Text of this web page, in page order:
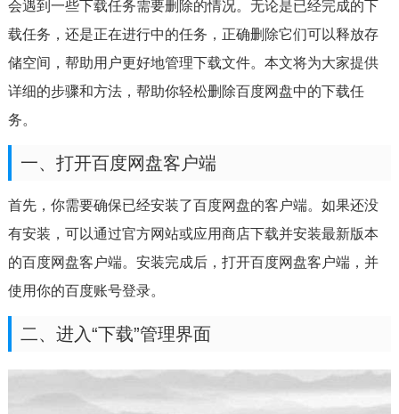
会遇到一些下载任务需要删除的情况。无论是已经完成的下
载任务，还是正在进行中的任务，正确删除它们可以释放存
储空间，帮助用户更好地管理下载文件。本文将为大家提供
详细的步骤和方法，帮助你轻松删除百度网盘中的下载任
务。
一、打开百度网盘客户端
首先，你需要确保已经安装了百度网盘的客户端。如果还没
有安装，可以通过官方网站或应用商店下载并安装最新版本
的百度网盘客户端。安装完成后，打开百度网盘客户端，并
使用你的百度账号登录。
二、进入“下载”管理界面